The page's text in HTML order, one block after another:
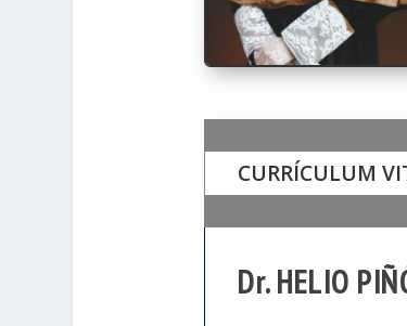
CURRÍCULUM
Dr. HELIO